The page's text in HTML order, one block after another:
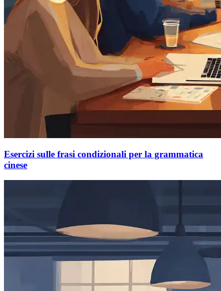
Esercizi sulle frasi condizionali per la grammatica
cinese